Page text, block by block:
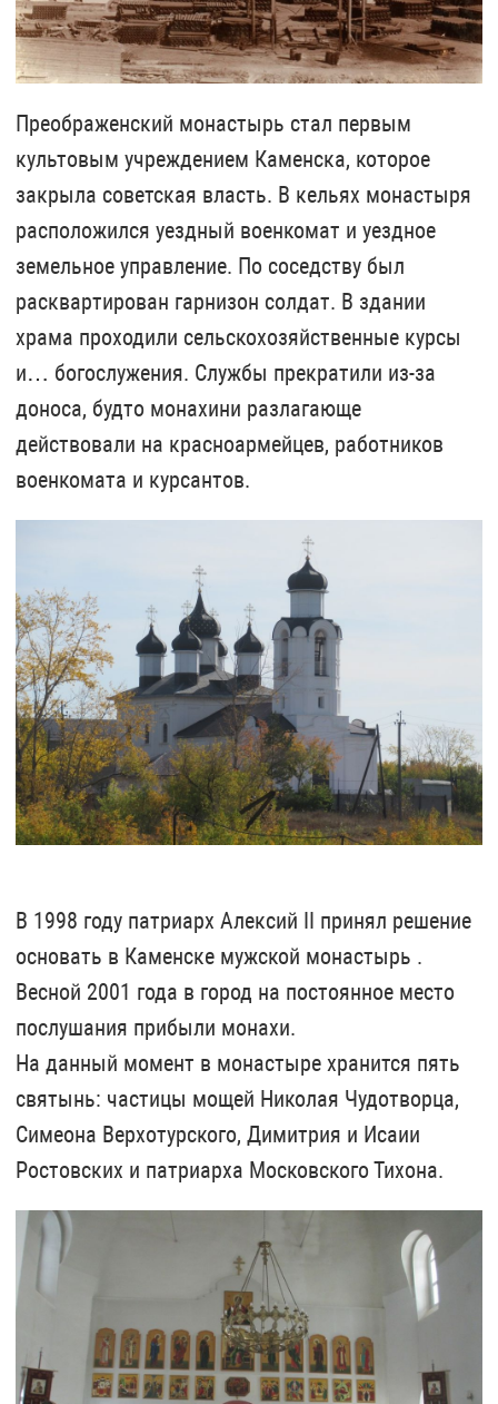
Преображенский монастырь стал первым
культовым учреждением Каменска, которое
закрыла советская власть. В кельях монастыря
расположился уездный военкомат и уездное
земельное управление. По соседству был
расквартирован гарнизон солдат. В здании
храма проходили сельскохозяйственные курсы
и… богослужения. Службы прекратили из-за
доноса, будто монахини разлагающе
действовали на красноармейцев, работников
военкомата и курсантов.
В 1998 году патриарх Алексий II принял решение
основать в Каменске мужской монастырь .
Весной 2001 года в город на постоянное место
послушания прибыли монахи.
На данный момент в монастыре хранится пять
святынь: частицы мощей Николая Чудотворца,
Симеона Верхотурского, Димитрия и Исаии
Ростовских и патриарха Московского Тихона.